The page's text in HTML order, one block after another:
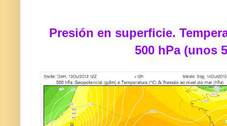
Presión en superficie.
500 hPa (unos